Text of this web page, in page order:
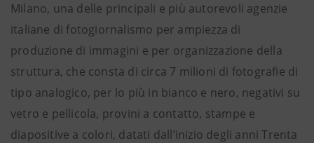
Milano, una delle principali e più autorevoli agenzie
italiane di fotogiornalismo per ampiezza di
produzione di immagini e per organizzazione della
struttura, che consta di circa 7 milioni di fotografie di
tipo analogico, per lo più in bianco e nero, negativi su
vetro e pellicola, provini a contatto, stampe e
diapositive a colori, datati dall’inizio degli anni Trenta